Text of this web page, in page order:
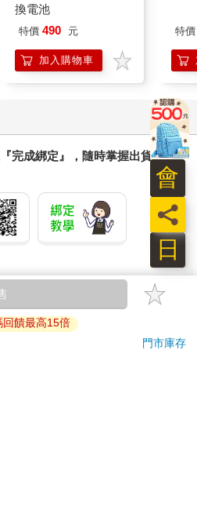
換電池
特價 490 元
加入購物車
特價
完成綁定』，隨時掌握出貨動
ATM! 如接獲電話要求您前往
，以免受騙上當！
饋最高15倍
門市庫存
日
員
會